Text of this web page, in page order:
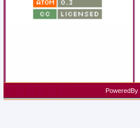
PoweredBy